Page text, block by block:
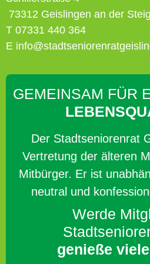
73312 Geislingen an der
T 07331 440 364
E
GEMEINSAM FÜR
Der Stadtseniorenrat
Vertretung der älteren
Mitbürger. Er ist
neutral und
Werde
genieße